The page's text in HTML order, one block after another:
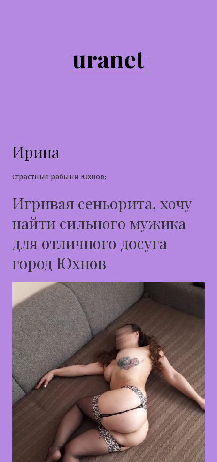
uranet
Ирина
Страстные рабыни Юхнов:
Игривая сеньорита, хочу
найти сильного мужика
для отличного досуга
город Юхнов